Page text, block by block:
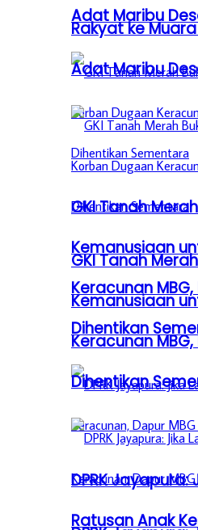
Adat Maribu
GKI Tanah
Kemanusiaan
Keracunan
Dihentikan
DPRK Jayapura:
Ratusan Anak
Rakyat ke
Adat Maribu
GKI Tanah
Kemanusiaan
Keracunan
Dihentikan